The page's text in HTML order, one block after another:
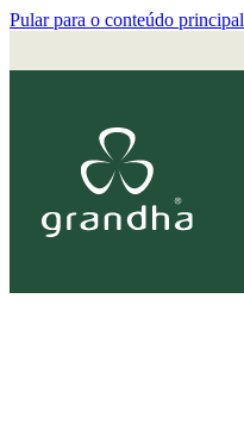
Pular para o conteúdo principal